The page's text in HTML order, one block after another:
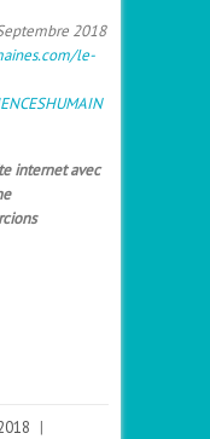
2018
le-
internet avec
|